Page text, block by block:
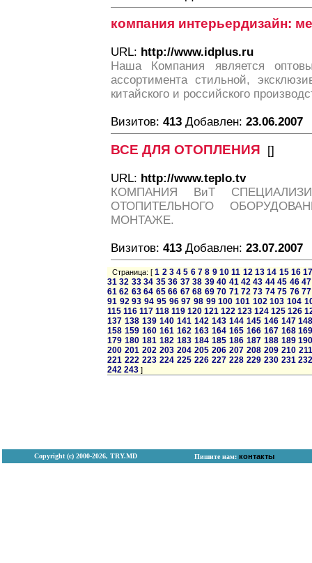
компания интерьердизайн:
URL: http://www.idplus.ru
Наша Компания является
ассортимента стильной,
китайского и российского
Визитов: 413 Добавлен: 23.06.2007
ВСЕ ДЛЯ ОТОПЛЕНИЯ []
URL: http://www.teplo.tv
КОМПАНИЯ ВиТ
ОТОПИТЕЛЬНОГО
МОНТАЖЕ.
Визитов: 413 Добавлен: 23.07.2007
Страница: [1 2 3 4 5 6 7 8 9 10 11 12 13 14 15 16
31 32 33 34 35 36 37 38 39 40 41 42 43 44 45 46 47
61 62 63 64 65 66 67 68 69 70 71 72 73 74 75 76 77
91 92 93 94 95 96 97 98 99 100 101 102 103 104
115 116 117 118 119 120 121 122 123 124 125 126
137 138 139 140 141 142 143 144 145 146 147
158 159 160 161 162 163 164 165 166 167 168
179 180 181 182 183 184 185 186 187 188 189
200 201 202 203 204 205 206 207 208 209 210 211
221 222 223 224 225 226 227 228 229 230 231
242 243 ]
Copyright (с) 2000-2026, TRY.MD Пишите нам: контакты